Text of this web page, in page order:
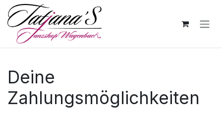
Zum Inhalt springen
Deine
Zahlungsmöglichkeiten